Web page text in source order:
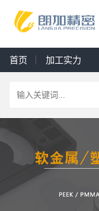
首页 加工实力